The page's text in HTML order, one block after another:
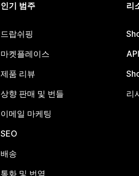
인기 범주
드랍쉬핑
마켓플레이스
제품 리뷰
상향 판매 및 번들
이메일 마케팅
SEO
배송
통화 및 번역
리
리